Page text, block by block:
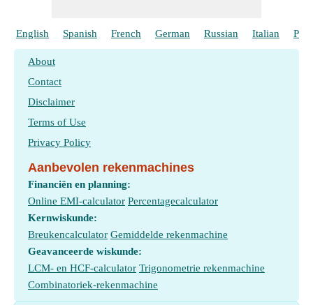
English Spanish French German Russian Italian
About
Contact
Disclaimer
Terms of Use
Privacy Policy
Aanbevolen rekenmachines
Financiën en planning:
Online EMI-calculator Percentagecalculator
Kernwiskunde:
Breukencalculator Gemiddelde rekenmachine
Geavanceerde wiskunde:
LCM- en HCF-calculator Trigonometrie rekenmachine
Combinatoriek-rekenmachine